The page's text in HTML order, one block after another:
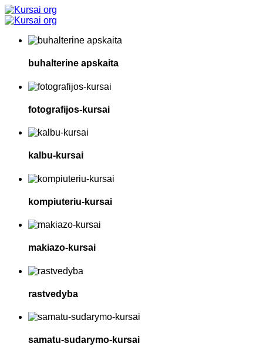
buhalterine apskaita
fotografijos-kursai
kalbu-kursai
kompiuteriu-kursai
makiazo-kursai
rastvedyba
samatu-sudarymo-kursai